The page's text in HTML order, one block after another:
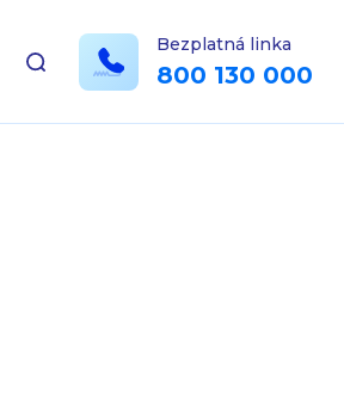
Bezplatná linka
800 130 000